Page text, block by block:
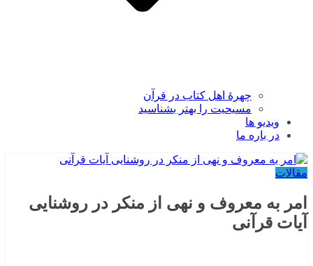
چهرۀ اهل کتاب در قرآن
مسیحیت را بهتر بشناسید
ویدیو ها
در باره ما
مقالات
امر به معروف و نهی از منکر در روشنایی
آیات قرآنی